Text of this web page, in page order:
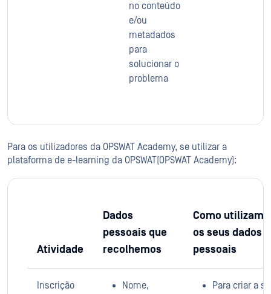
no conteúdo
e/ou
metadados
para
solucionar o
problema
Para os utilizadores da OPSWAT Academy, se utilizar a
plataforma de e-learning da OPSWAT(OPSWAT Academy):
Atividade
Dados
pessoais que
recolhemos
Como
os seus dados
pessoais
Inscrição
Nome,
Para criar a